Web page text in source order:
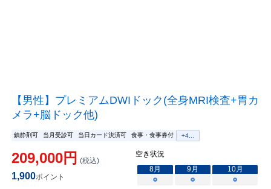
【男性】プレミアムDWIドック(全身MRI検査+胃カ
メラ+脳ドック他)
鎮静剤可 当月受診可 当日カード決済可 食事・食事券付 +4...
209,000円 (税込)
1,900ポイント
空き状況
8月 9月 10月
○
○ ○